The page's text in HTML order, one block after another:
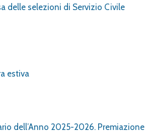
delle selezioni di Servizio Civile
estiva
dell’Anno 2025-2026. Premiazione